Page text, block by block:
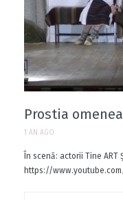
Prostia
1 AN AGO
În scenă: actorii Tine ART
https://